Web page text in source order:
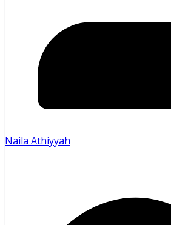
Naila Athiyyah